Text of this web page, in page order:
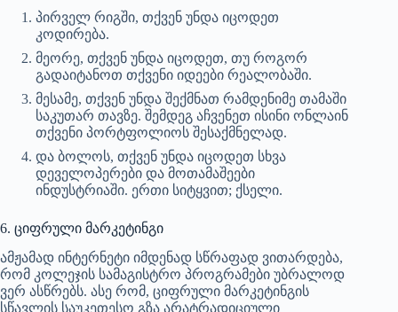
პირველ რიგში, თქვენ უნდა იცოდეთ
კოდირება.
მეორე, თქვენ უნდა იცოდეთ, თუ როგორ
გადაიტანოთ თქვენი იდეები რეალობაში.
მესამე, თქვენ უნდა შექმნათ რამდენიმე თამაში
საკუთარ თავზე. შემდეგ აჩვენეთ ისინი ონლაინ
თქვენი პორტფოლიოს შესაქმნელად.
და ბოლოს, თქვენ უნდა იცოდეთ სხვა
დეველოპერები და მოთამაშეები
ინდუსტრიაში. ერთი სიტყვით; ქსელი.
6. ციფრული მარკეტინგი
ამჟამად ინტერნეტი იმდენად სწრაფად ვითარდება,
რომ კოლეჯის სამაგისტრო პროგრამები უბრალოდ
ვერ ასწრებს. ასე რომ, ციფრული მარკეტინგის
სწავლის საუკეთესო გზა არატრადიციული